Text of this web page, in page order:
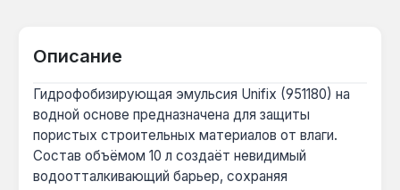
Описание
Гидрофобизирующая эмульсия Unifix (951180) на
водной основе предназначена для защиты
пористых строительных материалов от влаги.
Состав объёмом 10 л создаёт невидимый
водоотталкивающий барьер, сохраняя